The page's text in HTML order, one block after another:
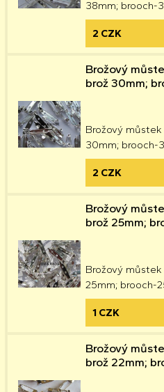
38mm; brooch-
2 CZK
Brožový
brož 30mm;
Brožový můstek
30mm; brooch-
2 CZK
Brožový
brož 25mm;
Brožový můstek
25mm; brooch-
1 CZK
Brožový
brož 22mm;